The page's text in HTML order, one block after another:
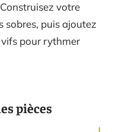
votre
sobres, puis ajoutez
pour rythmer
pièces